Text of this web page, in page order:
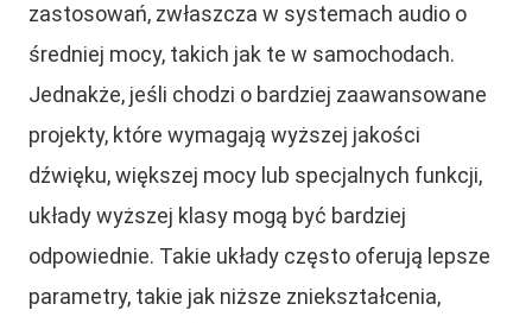
zastosowań, zwłaszcza w systemach audio o
średniej mocy, takich jak te w samochodach.
Jednakże, jeśli chodzi o bardziej zaawansowane
projekty, które wymagają wyższej jakości
dźwięku, większej mocy lub specjalnych funkcji,
układy wyższej klasy mogą być bardziej
odpowiednie. Takie układy często oferują lepsze
parametry, takie jak niższe zniekształcenia,